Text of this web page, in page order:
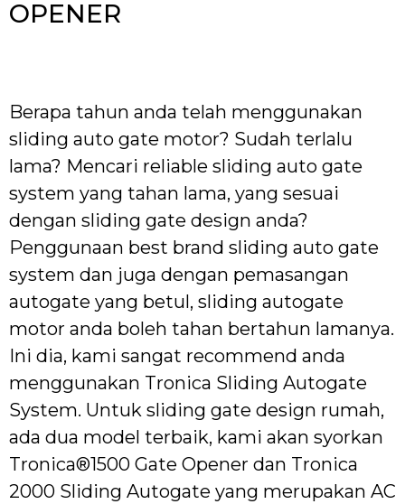
OPENER
Berapa tahun anda telah menggunakan
sliding auto gate motor? Sudah terlalu
lama? Mencari reliable sliding auto gate
system yang tahan lama, yang sesuai
dengan sliding gate design anda?
Penggunaan best brand sliding auto gate
system dan juga dengan pemasangan
autogate yang betul, sliding autogate
motor anda boleh tahan bertahun lamanya.
Ini dia, kami sangat recommend anda
menggunakan Tronica Sliding Autogate
System. Untuk sliding gate design rumah,
ada dua model terbaik, kami akan syorkan
Tronica®1500 Gate Opener dan Tronica
2000 Sliding Autogate yang merupakan AC